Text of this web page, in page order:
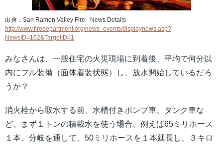
出典：San Ramon Valley Fire - News Details
http://www.firedepartment.org/news_events/displaynews.asp?
NewsID=162&TargetID=1
みなさんは、一般住宅の火災現場に到着後、平均で何分以
内にフル装備（面体着装状態）し、放水開始しているだろ
うか？
消火栓から取水する前、水槽付きポンプ車、タンク車な
ど、まず１トンの積載水を使う場合、例えば65ミリホース
１本、分岐を通して、50ミリホースを１本延長し、３キロ